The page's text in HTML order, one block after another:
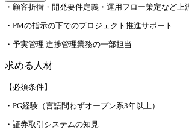
・顧客折衝・開発要件定義・運用フロー策定など
・PMの指示の下でのプロジェクト推進サポート
・予実管理 進捗管理業務の一部担当
求める人材
【必須条件】
・PG経験（言語問わずオープン系3年以上）
・証券取引システムの知見